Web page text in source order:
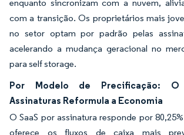
enquanto sincronizam com a nuvem,
com a transição. Os proprietários mais
no setor optam por padrão pelas
acelerando a mudança geracional no
para self storage.
Por Modelo de Precificação: O
Assinaturas Reformula a Economia
O SaaS por assinatura responde por
oferece os fluxos de caixa mais